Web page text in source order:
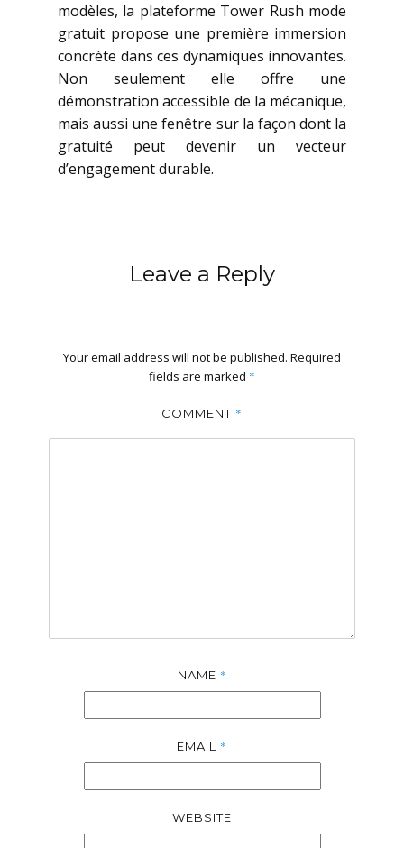
modèles, la plateforme Tower Rush mode
gratuit propose une première immersion
concrète dans ces dynamiques innovantes.
Non seulement elle offre une
démonstration accessible de la mécanique,
mais aussi une fenêtre sur la façon dont la
gratuité peut devenir un vecteur
d’engagement durable.
Leave a Reply
Your email address will not be published. Required
fields are marked *
COMMENT *
NAME *
EMAIL *
WEBSITE